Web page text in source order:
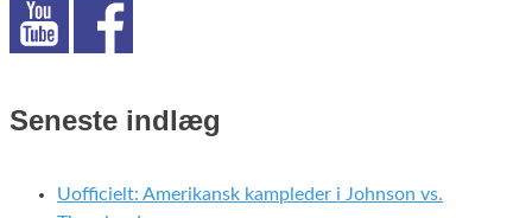
Seneste indlæg
Uofficielt: Amerikansk kampleder i Johnson vs.